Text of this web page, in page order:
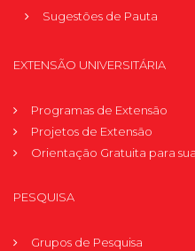
Sugestões de Pauta
EXTENSÃO UNIVERSITÁRIA
Programas de Extensão
Projetos de Extensão
Orientação Gratuita para
PESQUISA
Grupos de Pesquisa